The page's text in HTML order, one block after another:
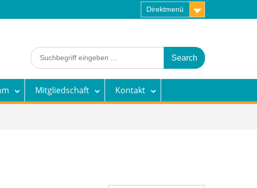
Direktmenü
Search
for:
Mitgliedschaft Kontakt